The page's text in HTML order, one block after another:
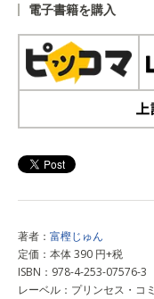
電子書籍を購入
著者： 富樫じゅん
定価：本体 390 円+税
ISBN：978-4-253-07576-3
レーベル：プリンセス・コ